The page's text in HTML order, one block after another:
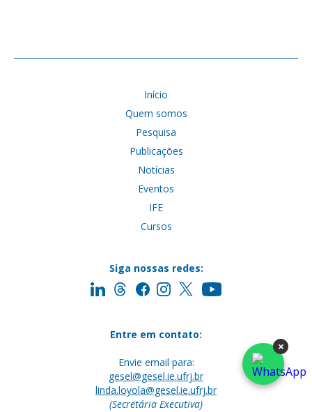
Início
Quem somos
Pesquisa
Publicações
Notícias
Eventos
IFE
Cursos
Siga nossas redes:
Entre em contato:
Envie email para:
gesel@gesel.ie.ufrj.br
linda.loyola@gesel.ie.ufrj.br
(Secretária Executiva)
×